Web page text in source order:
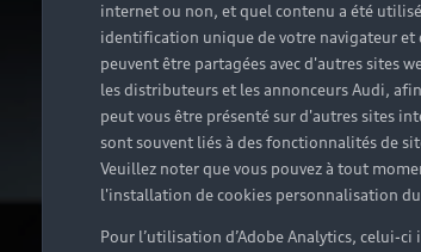
internet ou non, et quel contenu a été
identification unique de votre navigateur
peuvent être partagées avec d'autres sites
les distributeurs et les annonceurs Audi,
peut vous être présenté sur d'autres sites
sont souvent liés à des fonctionnalités de
Veuillez noter que vous pouvez à tout
l'installation de cookies personnalisation
Pour l’utilisation d’Adobe Analytics, celui-